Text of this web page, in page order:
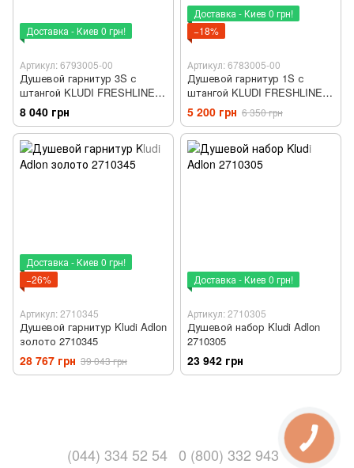
Доставка - Киев 0 грн!
Артикул: 6793005-00
Душевой гарнитур 3S с
штангой KLUDI FRESHLINE
пластик хром 6793005-00
8 040 грн
Доставка - Киев 0 грн!
−18%
Артикул: 6783005-00
Душевой гарнитур 1S с
штангой KLUDI FRESHLINE
латунь/пластик хром
6783005-00
5 200 грн 6 350 грн
Доставка - Киев 0 грн!
−26%
Артикул: 2710345
Душевой гарнитур Kludi Adlon
золото 2710345
28 767 грн 39 043 грн
Доставка - Киев 0 грн!
Артикул: 2710305
Душевой набор Kludi Adlon
2710305
23 942 грн
(044) 334 52 54 0 (800) 332 943